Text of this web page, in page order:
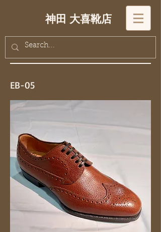
神田 大喜靴店
EB-05